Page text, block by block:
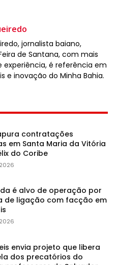
jornalista baiano,
de Santana, com mais
experiência, é referência em
e inovação do Minha Bahia.
contratações
em Santa Maria da Vitória
do Coribe
é alvo de operação por
de ligação com facção em
envia projeto que libera
dos precatórios do